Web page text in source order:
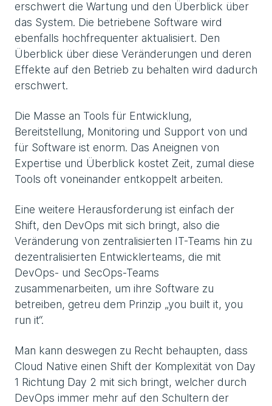
erschwert die Wartung und den Überblick über
das System. Die betriebene Software wird
ebenfalls hochfrequenter aktualisiert. Den
Überblick über diese Veränderungen und deren
Effekte auf den Betrieb zu behalten wird dadurch
erschwert.
Die Masse an Tools für Entwicklung,
Bereitstellung, Monitoring und Support von und
für Software ist enorm. Das Aneignen von
Expertise und Überblick kostet Zeit, zumal diese
Tools oft voneinander entkoppelt arbeiten.
Eine weitere Herausforderung ist einfach der
Shift, den DevOps mit sich bringt, also die
Veränderung von zentralisierten IT-Teams hin zu
dezentralisierten Entwicklerteams, die mit
DevOps- und SecOps-Teams
zusammenarbeiten, um ihre Software zu
betreiben, getreu dem Prinzip „you built it, you
run it“.
Man kann deswegen zu Recht behaupten, dass
Cloud Native einen Shift der Komplexität von Day
1 Richtung Day 2 mit sich bringt, welcher durch
DevOps immer mehr auf den Schultern der